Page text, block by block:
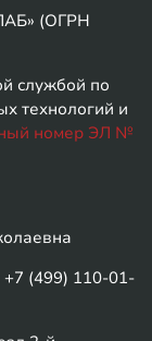
(ОГРН
службой по
технологий и
номер ЭЛ №
(499) 110-01-